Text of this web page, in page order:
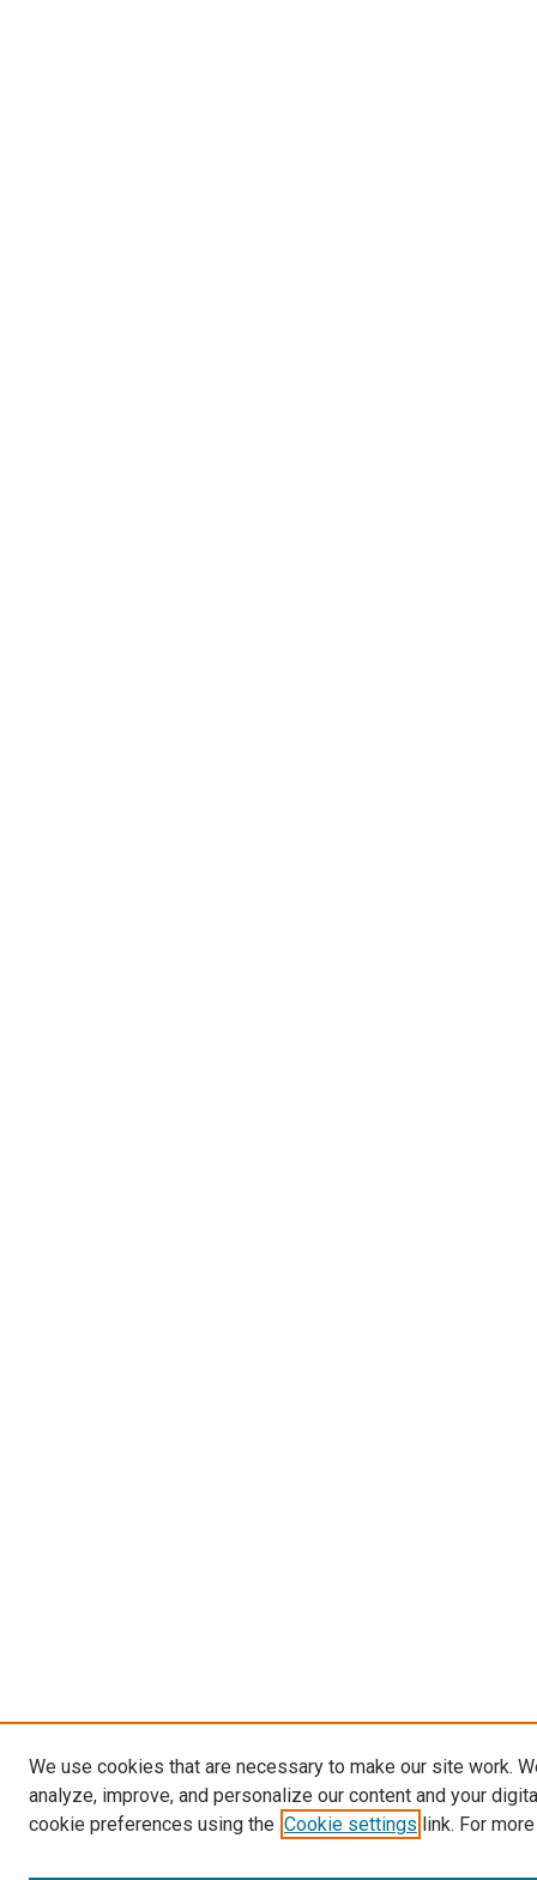
We use cookies that are necessary to make our site work.
analyze, improve, and personalize our content and your
cookie preferences using the Cookie settings link. For